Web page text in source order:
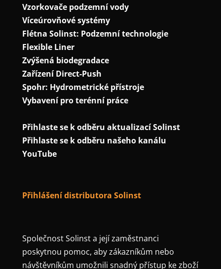
Vzorkovače podzemní vody
Víceúrovňové systémy
Flétna Solinst: Podzemní technologie
Flexible Liner
Zvýšená biodegradace
Zařízení Direct-Push
Spohr: Hydrometrické přístroje
Vybavení pro terénní práce
Přihlaste se k odběru aktualizací Solinst
Přihlaste se k odběru našeho kanálu
YouTube
Přihlášení distributora Solinst
Společnost Solinst a její zaměstnanci
poskytnou pomoc, aby zákazníkům nebo
návštěvníkům umožnili snadný přístup ke zboží